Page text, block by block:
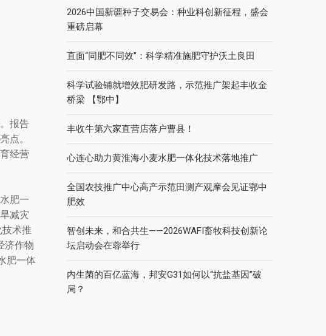
报告
点。
经营
肥一
减灾
术推
济作物
肥一体
2026中国新疆种子交易会：种业科创新征程，盛会
重磅启幕
直面“同肥不同效”：科学精准施肥守护沃土良田
科学试验铺就增效肥研发路，示范推广架起丰收金
桥梁 【鄂中】
丰收牛第六家直营店落户曹县！
心连心助力黄淮海小麦水肥一体化技术落地推广
全国农技推广中心高产示范田测产观摩会见证鄂中
肥效
智创未来，和合共生——2026WAFI畜牧科技创新论
坛启动会在蓉举行
内生菌的百亿蓝海，邦安G31如何以“抗盐基因”破
局？